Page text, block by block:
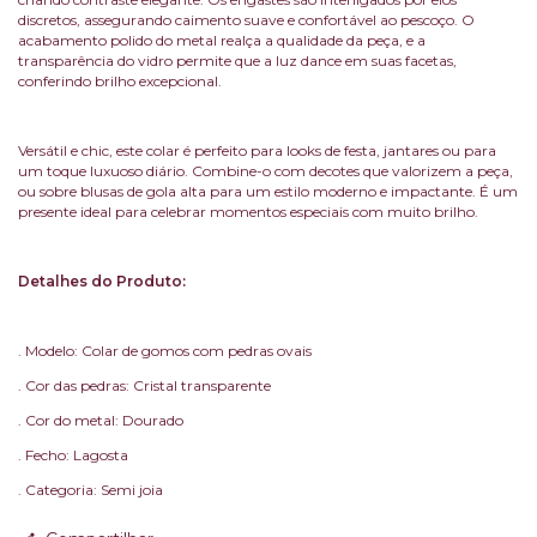
discretos, assegurando caimento suave e confortável ao pescoço. O
acabamento polido do metal realça a qualidade da peça, e a
transparência do vidro permite que a luz dance em suas facetas,
conferindo brilho excepcional.
Versátil e chic, este colar é perfeito para looks de festa, jantares ou para
um toque luxuoso diário. Combine-o com decotes que valorizem a peça,
ou sobre blusas de gola alta para um estilo moderno e impactante. É um
presente ideal para celebrar momentos especiais com muito brilho.
Detalhes do Produto:
. Modelo: Colar de gomos com pedras ovais
. Cor das pedras: Cristal transparente
. Cor do metal: Dourado
. Fecho: Lagosta
. Categoria: Semi joia